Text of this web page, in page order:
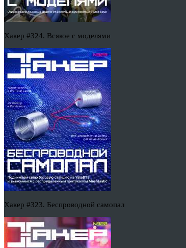
Хакер #324. Всякое с моделями
Хакер #323. Беспроводной самопал